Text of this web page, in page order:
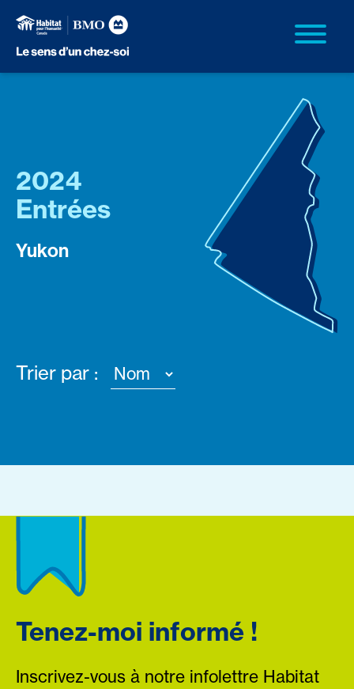
2024
Entrées
Yukon
Trier par :
Tenez-moi informé !
Inscrivez-vous à notre infolettre Habitat